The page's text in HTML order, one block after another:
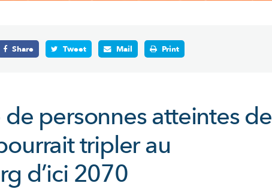
Share Tweet Mail Print
personnes atteintes de
tripler au
d’ici 2070